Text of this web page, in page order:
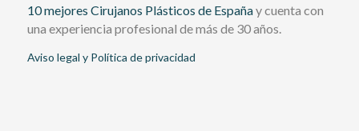
10 mejores Cirujanos Plásticos de Españay cuenta con
una experiencia profesional de más de 30 años.
Aviso legal y Política de privacidad